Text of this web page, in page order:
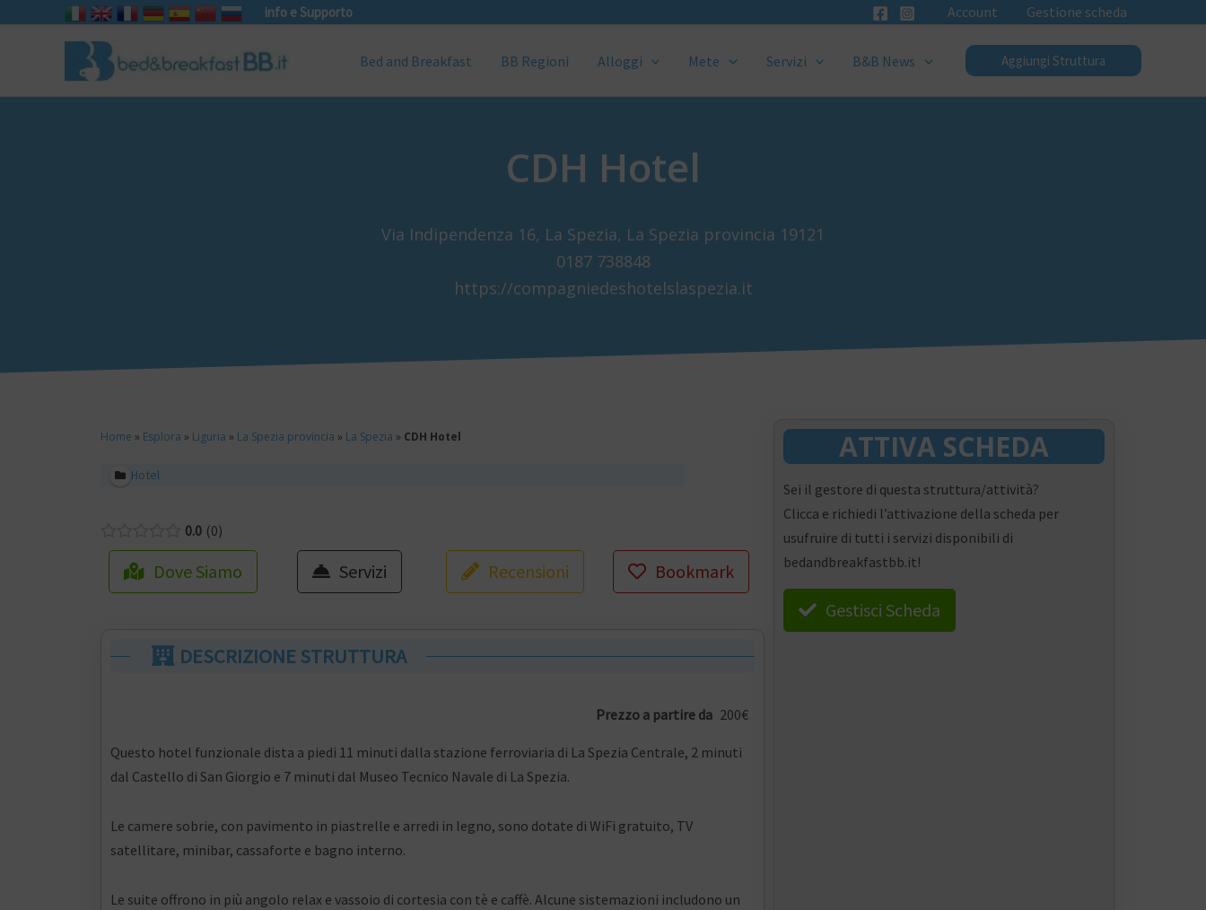
info e Supporto Account Gestione scheda
Bed and Breakfast BB Regioni Alloggi Mete Servizi B&B News Aggiungi Struttura
CDH Hotel
Via Indipendenza 16, La Spezia, La Spezia provincia 19121
0187 738848
https://compagniedeshotelslaspezia.it
Home » Esplora » Liguria » La Spezia provincia » La Spezia » CDH Hotel
Hotel
0.0 0
Dove Siamo Servizi Recensioni Bookmark
DESCRIZIONE STRUTTURA
Prezzo a partire da 200€
Questo hotel funzionale dista a piedi 11 minuti dalla stazione ferroviaria di La Spezia Centrale, 2 minuti
dal Castello di San Giorgio e 7 minuti dal Museo Tecnico Navale di La Spezia.
Le camere sobrie, con pavimento in piastrelle e arredi in legno, sono dotate di WiFi gratuito, TV
satellitare, minibar, cassaforte e bagno interno.
Le suite offrono in più angolo relax e vassoio di cortesia con tè e caffè. Alcune sistemazioni includono un
ATTIVA SCHEDA
Sei il gestore di questa struttura/attività?
Clicca e richiedi l’attivazione della scheda per
usufruire di tutti i servizi disponibili di
bedandbreakfastbb.it!
Gestisci Scheda